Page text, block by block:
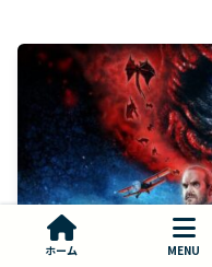
ホーム MENU